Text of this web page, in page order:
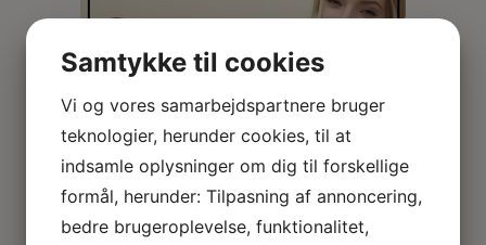
Samtykke til cookies
Vi og vores samarbejdspartnere bruger
teknologier, herunder cookies, til at
indsamle oplysninger om dig til forskellige
formål, herunder: Tilpasning af annoncering,
bedre brugeroplevelse, funktionalitet,